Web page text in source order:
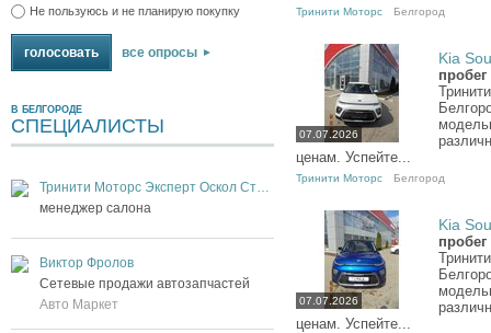
Не пользуюсь и не планирую покупку
все опросы
В БЕЛГОРОДЕ
СПЕЦИАЛИСТЫ
Тринити Моторс Эксперт Оскол Старый Оскол
менеджер салона
Виктор Фролов
Сетевые продажи автозапчастей
Авто Маркет
Тринити Моторс Белгород
07.07.2026
Kia
ценам. Успейте...
Тринити Моторс Белгород
07.07.2026
Kia
ценам. Успейте...